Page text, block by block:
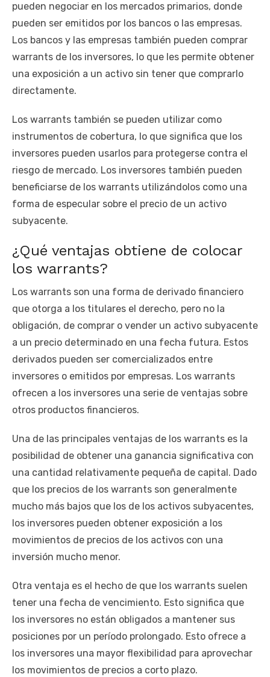
pueden negociar en los mercados primarios, donde
pueden ser emitidos por los bancos o las empresas.
Los bancos y las empresas también pueden comprar
warrants de los inversores, lo que les permite obtener
una exposición a un activo sin tener que comprarlo
directamente.
Los warrants también se pueden utilizar como
instrumentos de cobertura, lo que significa que los
inversores pueden usarlos para protegerse contra el
riesgo de mercado. Los inversores también pueden
beneficiarse de los warrants utilizándolos como una
forma de especular sobre el precio de un activo
subyacente.
¿Qué ventajas obtiene de colocar
los warrants?
Los warrants son una forma de derivado financiero
que otorga a los titulares el derecho, pero no la
obligación, de comprar o vender un activo subyacente
a un precio determinado en una fecha futura. Estos
derivados pueden ser comercializados entre
inversores o emitidos por empresas. Los warrants
ofrecen a los inversores una serie de ventajas sobre
otros productos financieros.
Una de las principales ventajas de los warrants es la
posibilidad de obtener una ganancia significativa con
una cantidad relativamente pequeña de capital. Dado
que los precios de los warrants son generalmente
mucho más bajos que los de los activos subyacentes,
los inversores pueden obtener exposición a los
movimientos de precios de los activos con una
inversión mucho menor.
Otra ventaja es el hecho de que los warrants suelen
tener una fecha de vencimiento. Esto significa que
los inversores no están obligados a mantener sus
posiciones por un período prolongado. Esto ofrece a
los inversores una mayor flexibilidad para aprovechar
los movimientos de precios a corto plazo.